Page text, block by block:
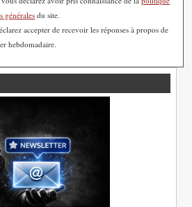
généralesdu site.
accepter de recevoir les réponses à propos de
hebdomadaire.